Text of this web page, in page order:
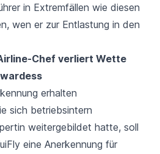
in Extremfällen wie diesen
wen er zur Entlastung in den
Chef verliert Wette
erhalten
sich betriebsintern
weitergebildet hatte, soll
eine Anerkennung für